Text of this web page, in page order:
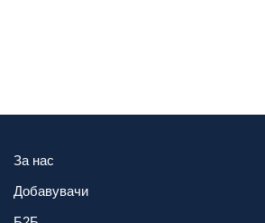
За нас
Добавувачи